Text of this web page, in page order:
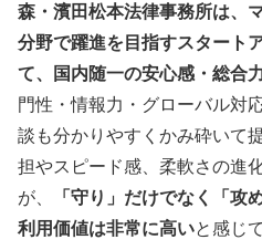
森・濱田松本法律事務所は、
分野で躍進を目指すスタート
て、国内随一の安心感・総合
門性・情報力・グローバル対
談も分かりやすくかみ砕いて
担やスピード感、柔軟さの進
が、
「守り」だけでなく「攻
利用価値は非常に高いと感じ